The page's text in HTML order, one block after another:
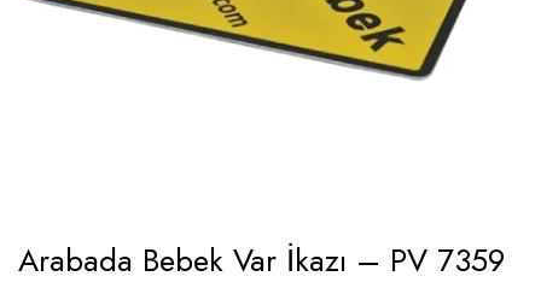
Arabada Bebek Var İkazı – PV 7359